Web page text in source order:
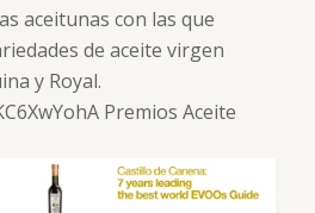
aceitunas con las que
de aceite virgen
y Royal.
Premios Aceite